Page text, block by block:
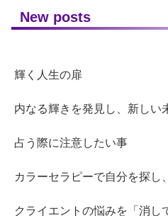
New posts
輝く人生の扉
内なる輝きを発見し、新しい
占う際に注意したい事
カラーセラピーで自分を探し
クライエントの悩みを「消し